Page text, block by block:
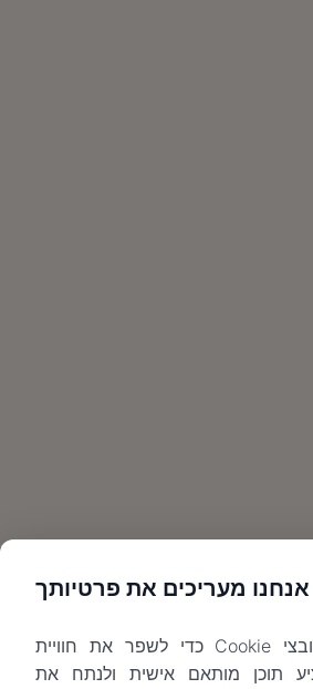
אנחנו מעריכים את פרטיותך
אנו משתמשים בקובצי Cookie כדי לשפר את חוויית
תוכן מותאם אישית ולנתח את